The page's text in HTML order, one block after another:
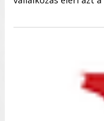
megy Excelből Egy